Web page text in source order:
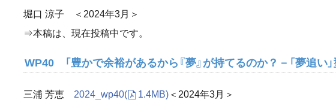
堀口 涼子 ＜2024年3月＞
⇒本稿は、現在投稿中です。
WP40 「豊かで余裕があるから『夢』が持てるのか？－「夢追い
三浦 芳恵 2024_wp40( 1.4MB)＜2024年3月＞